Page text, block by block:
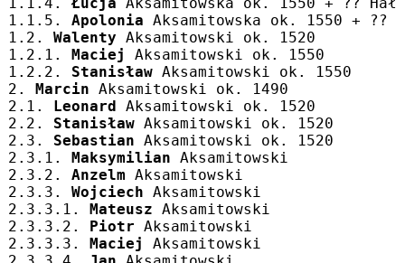
1.1.5. Apolonia Aksamitowska ok. 1550 + ??
1.2. Walenty Aksamitowski ok. 1520
1.2.1. Maciej
Aksamitowski ok. 1550
1.2.2. Stanisław Aksamitowski ok. 1550
2. Marcin Aksamitowski ok. 1490
2.1. Leonard Aksamitowski ok. 1520
2.2. Stanisław Aksamitowski ok. 1520
2.3. Sebastian Aksamitowski ok. 1520
2.3.1. Maksymilian Aksamitowski
2.3.2. Anzelm Aksamitowski
2.3.3. Wojciech Aksamitowski
2.3.3.1. Mateusz Aksamitowski
2.3.3.2. Piotr Aksamitowski
2.3.3.3. Maciej
Aksamitowski